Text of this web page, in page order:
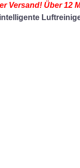
Versand! Über 12